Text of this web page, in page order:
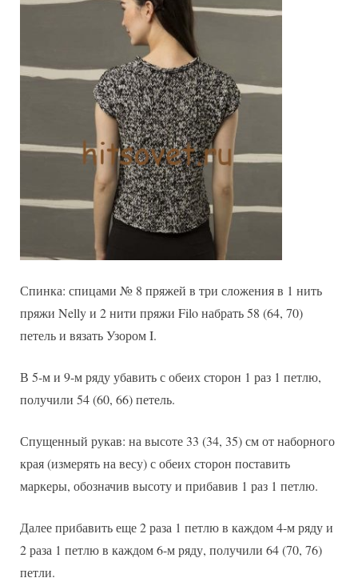
Спинка: спицами № 8 пряжей в три сложения в 1 нить
пряжи Nelly и 2 нити пряжи Filo набрать 58 (64, 70)
петель и вязать Узором I.
В 5-м и 9-м ряду убавить с обеих сторон 1 раз 1 петлю,
получили 54 (60, 66) петель.
Спущенный рукав: на высоте 33 (34, 35) см от наборного
края (измерять на весу) с обеих сторон поставить
маркеры, обозначив высоту и прибавив 1 раз 1 петлю.
Далее прибавить еще 2 раза 1 петлю в каждом 4-м ряду и
2 раза 1 петлю в каждом 6-м ряду, получили 64 (70, 76)
петли.